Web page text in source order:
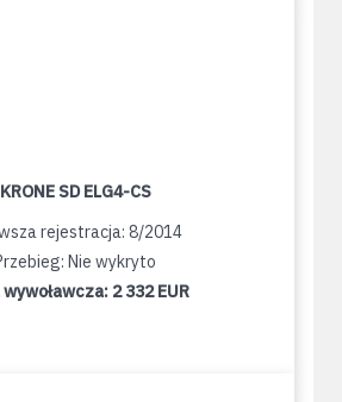
KRONE SD ELG4-CS
rejestracja: 8/2014
Nie wykryto
wywoławcza: 2 332 EUR